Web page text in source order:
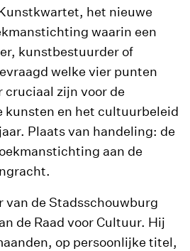
het nieuwe
waarin een
kunstbestuurder of
welke vier punten
cruciaal zijn voor de
kunsten en het cultuurbeleid
Plaats van handeling: de
aan de
van de Stadsschouwburg
de Raad voor Cultuur. Hij
op persoonlijke titel,